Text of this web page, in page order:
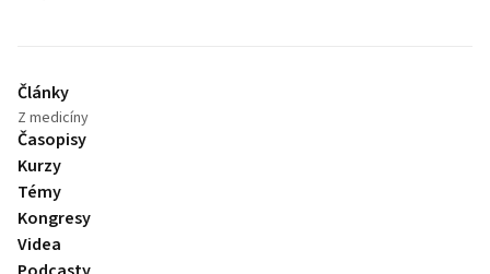
Články
Z medicíny
Časopisy
Kurzy
Témy
Kongresy
Videa